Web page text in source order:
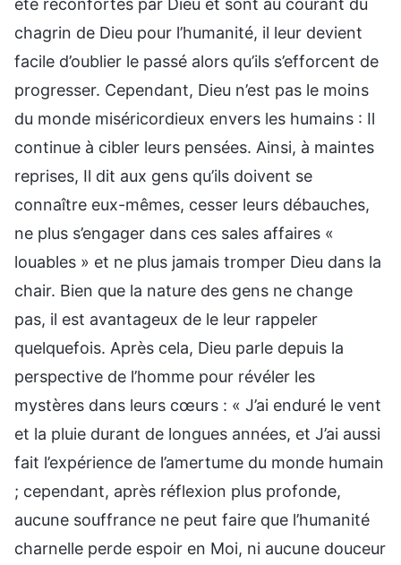
chagrin de Dieu pour l’humanité, il leur devient
facile d’oublier le passé alors qu’ils s’efforcent de
progresser. Cependant, Dieu n’est pas le moins
du monde miséricordieux envers les humains : Il
continue à cibler leurs pensées. Ainsi, à maintes
reprises, Il dit aux gens qu’ils doivent se
connaître eux-mêmes, cesser leurs débauches,
ne plus s’engager dans ces sales affaires «
louables » et ne plus jamais tromper Dieu dans la
chair. Bien que la nature des gens ne change
pas, il est avantageux de le leur rappeler
quelquefois. Après cela, Dieu parle depuis la
perspective de l’homme pour révéler les
mystères dans leurs cœurs : « J’ai enduré le vent
et la pluie durant de longues années, et J’ai aussi
fait l’expérience de l’amertume du monde humain
; cependant, après réflexion plus profonde,
aucune souffrance ne peut faire que l’humanité
charnelle perde espoir en Moi, ni aucune douceur